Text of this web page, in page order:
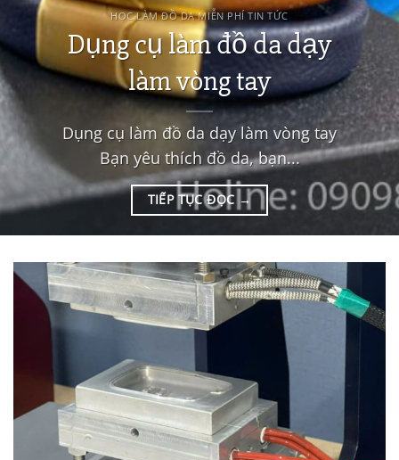
HỌC LÀM ĐỒ DA MIỄN PHÍ TIN TỨC
Dụng cụ làm đồ da dạy
làm vòng tay
Dụng cụ làm đồ da dạy làm vòng tay
Bạn yêu thích đồ da, bạn...
TIẾP TỤC ĐỌC →